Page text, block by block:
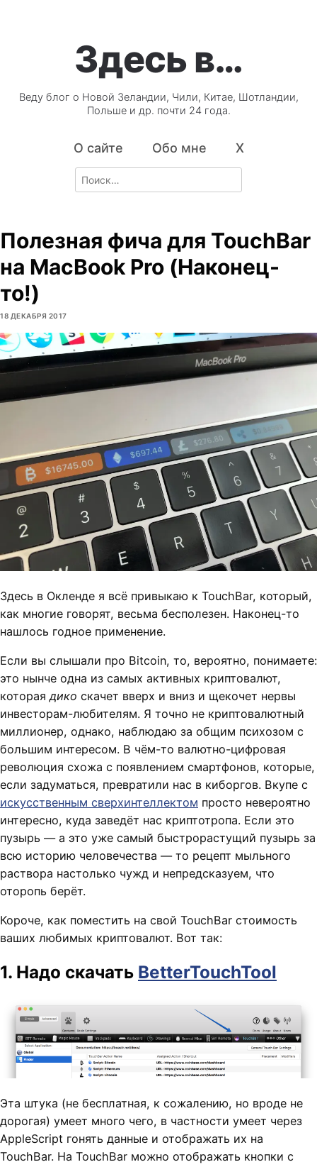
Здесь в…
Веду блог о Новой Зеландии, Чили, Китае, Шотландии,
Польше и др. почти 24 года.
О сайте Обо мне X
Search
for:
Полезная фича для TouchBar
на MacBook Pro (Наконец-
то!)
18 ДЕКАБРЯ 2017
Здесь в Окленде я всё привыкаю к TouchBar, который,
как многие говорят, весьма бесполезен. Наконец-то
нашлось годное применение.
Если вы слышали про Bitcoin, то, вероятно, понимаете:
это нынче одна из самых активных криптовалют,
котораядико скачет вверх и вниз и щекочет нервы
инвесторам-любителям. Я точно не криптовалютный
миллионер, однако, наблюдаю за общим психозом с
большим интересом. В чём-то валютно-цифровая
революция схожа с появлением смартфонов, которые,
если задуматься, превратили нас в киборгов. Вкупе с
искусственным сверхинтеллектом просто невероятно
интересно, куда заведёт нас криптотропа. Если это
пузырь — а это уже самый быстрорастущий пузырь за
всю историю человечества — то рецепт мыльного
раствора настолько чужд и непредсказуем, что
оторопь берёт.
Короче, как поместить на свой TouchBar стоимость
ваших любимых криптовалют. Вот так:
1. Надо скачать BetterTouchTool
Эта штука (не бесплатная, к сожалению, но вроде не
дорогая) умеет много чего, в частности умеет через
AppleScript гонять данные и отображать их на
TouchBar. На TouchBar можно отображать кнопки с